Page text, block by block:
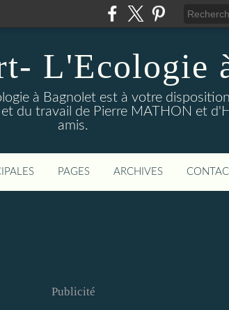
L'Ecologie
à Bagnolet est à votre
du travail de Pierre MATHON et
amis.
PAGES ARCHIVES
Publicité